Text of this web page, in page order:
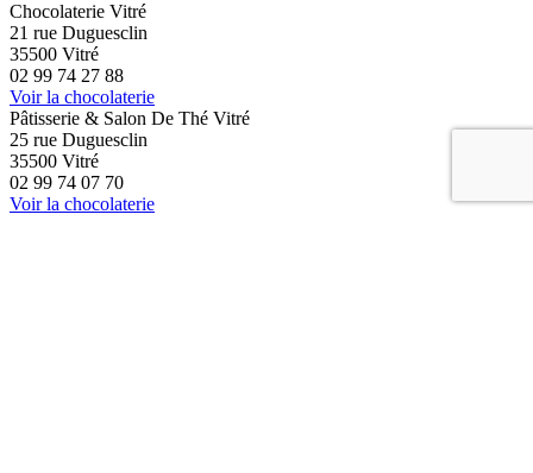
Chocolaterie Vitré
21 rue Duguesclin
35500 Vitré
02 99 74 27 88
Voir la chocolaterie
Pâtisserie & Salon De Thé Vitré
25 rue Duguesclin
35500 Vitré
02 99 74 07 70
Voir la chocolaterie